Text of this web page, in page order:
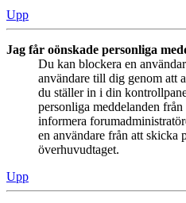
Upp
Jag får oönskade personliga
Du kan blockera en
användare till dig genom att
du ställer in i din
personliga meddelanden
informera
en användare från att skicka
överhuvudtaget.
Upp